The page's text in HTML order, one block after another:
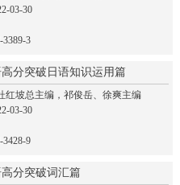
03-30
3389-3
分突破日语知识运用篇
红坡总主编，祁俊岳、徐爽主编
03-30
3428-9
分突破词汇篇